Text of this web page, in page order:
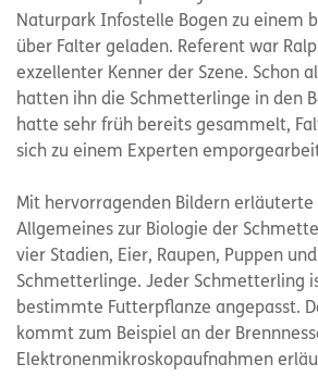
Naturpark Infostelle Bogen zu einem
über Falter geladen. Referent war
exzellenter Kenner der Szene. Schon
hatten ihn die Schmetterlinge in den
hatte sehr früh bereits gesammelt,
sich zu einem Experten
Mit hervorragenden Bildern erläuterte
Allgemeines zur Biologie der
vier Stadien, Eier, Raupen, Puppen
Schmetterlinge. Jeder Schmetterling
bestimmte Futterpflanze angepasst.
kommt zum Beispiel an der
Elektronenmikroskopaufnahmen